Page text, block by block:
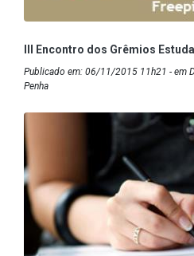
III Encontro dos Grêmios
Publicado em: 06/11/2015 11h21 - em
Penha